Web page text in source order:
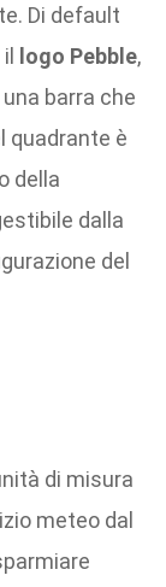
Di default
logo Pebble,
barra che
quadrante è
della
dalla
del
di misura
meteo dal